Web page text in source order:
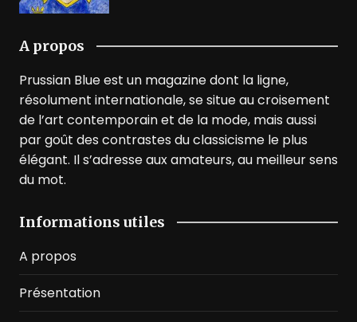
A propos
Prussian Blue est un magazine dont la ligne,
résolument internationale, se situe au croisement
de l’art contemporain et de la mode, mais aussi
par goût des contrastes du classicisme le plus
élégant. Il s’adresse aux amateurs, au meilleur sens
du mot.
Informations utiles
A propos
Présentation